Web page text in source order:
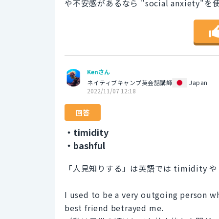
や不安感があるなら "social anxiety"を
Kenさん
ネイティブキャンプ英会話講師
Japan
2022/11/07 12:18
回答
・timidity
・bashful
「人見知りする」は英語では timidity
I used to be a very outgoing person
best friend betrayed me.